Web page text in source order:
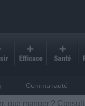
Communauté
que manger ?